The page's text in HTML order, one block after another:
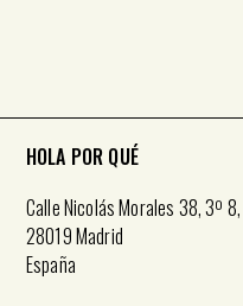
HOLA POR QUÉ
Calle Nicolás Morales 38, 3º 8,
28019 Madrid
España